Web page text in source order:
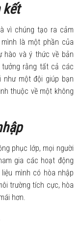
kết
vì chúng tạo ra cảm
là một phần của
hào và ý thức về bản
rằng tất cả các
như một đội giúp bạn
thuộc về một không
phục lớp, mọi người
gia các hoạt động
mình có hòa nhập
trường tích cực, hòa
hơn.